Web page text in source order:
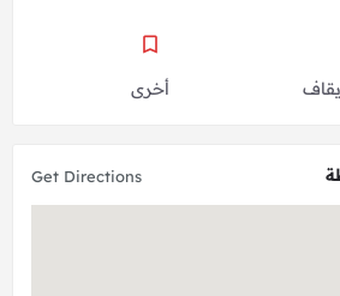
أخرى
Get Directions